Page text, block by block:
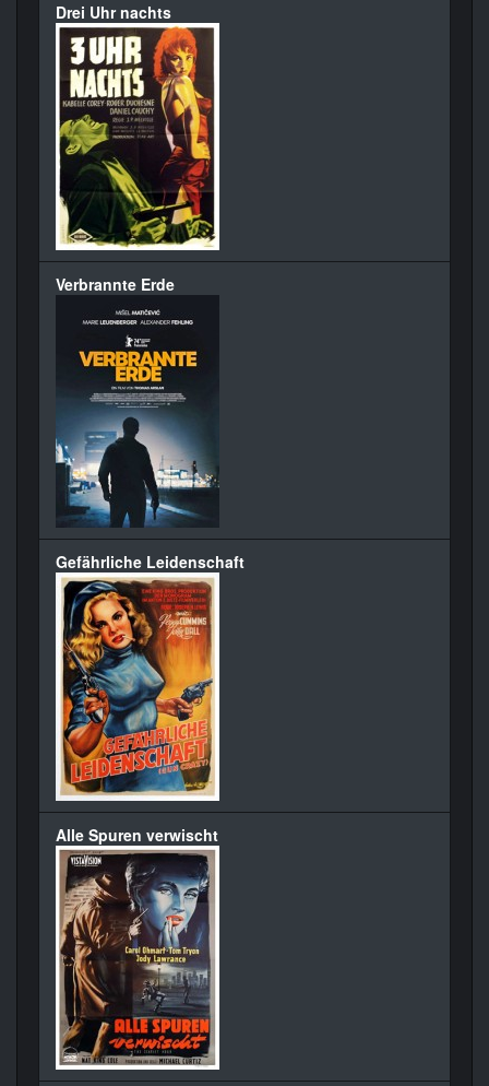
Drei Uhr nachts
Verbrannte Erde
Gefährliche Leidenschaft
Alle Spuren verwischt